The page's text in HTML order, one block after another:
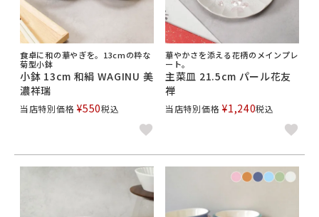
食卓に和の華やぎを。13cmの粋な
菊型小鉢
小鉢 13cm 和絹 WAGINU 美
濃祥瑞
当店特別価格 ¥550税込
華やかさを添える花柄のメインプレ
ート。
主菜皿 21.5cm パール花友
禅
当店特別価格 ¥1,240税込